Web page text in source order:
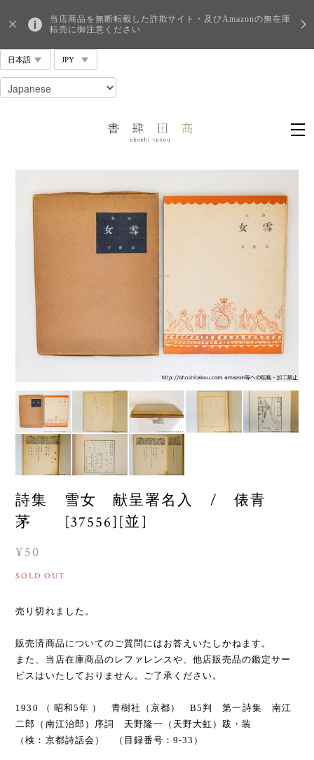
当店商品を無断転載した詐欺サイト・及びAmazonの無在庫
転売に御注意ください
詩集 雪女 献呈署名入 / 俵青
茅 [37556][並]
¥50
SOLD OUT
売り切れました。
販売済商品についてのご質問にはお答えいたしかねます。
また、当店在庫商品のレファレンスや、他店販売品の鑑定サー
ビスはいたしておりません。ご了承ください。
1930 （ 昭和5年 ） 青樹社（京都） B5判 第一詩集 南江
二郎（南江治郎）序詞 天野隆一（天野大虹）跋・装
（検：京都詩話会） （目録番号：9-33）